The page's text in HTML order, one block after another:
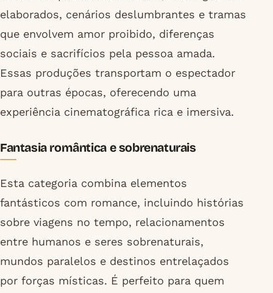
elaborados, cenários deslumbrantes e tramas
que envolvem amor proibido, diferenças
sociais e sacrifícios pela pessoa amada.
Essas produções transportam o espectador
para outras épocas, oferecendo uma
experiência cinematográfica rica e imersiva.
Fantasia romântica e sobrenaturais
Esta categoria combina elementos
fantásticos com romance, incluindo histórias
sobre viagens no tempo, relacionamentos
entre humanos e seres sobrenaturais,
mundos paralelos e destinos entrelaçados
por forças místicas. É perfeito para quem